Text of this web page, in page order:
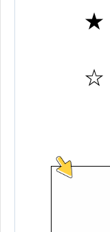
★
☆